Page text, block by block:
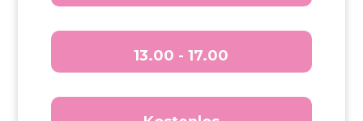
13.00 - 17.00